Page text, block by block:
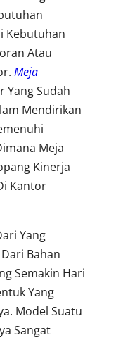
Kebutuhan
Atau
Meja
Yang Sudah
Mendirikan
Meja
Kinerja
Kantor
Yang
Bahan
Semakin Hari
Yang
Model Suatu
Sangat